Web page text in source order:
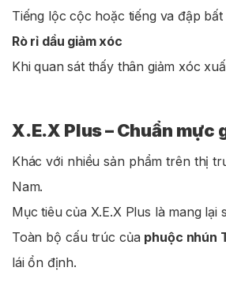
Tiếng lộc cộc hoặc tiếng va đập
Rò rỉ dầu giảm xóc
Khi quan sát thấy thân giảm xóc
X.E.X Plus – Chuẩn
Khác với nhiều sản phẩm trên thị
Nam.
Mục tiêu của X.E.X Plus là mang
Toàn bộ cấu trúc của phuộc nhún
lái ổn định.